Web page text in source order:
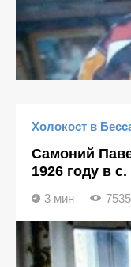
Холокост в
Самоний
1926 году в
3 мин 7535